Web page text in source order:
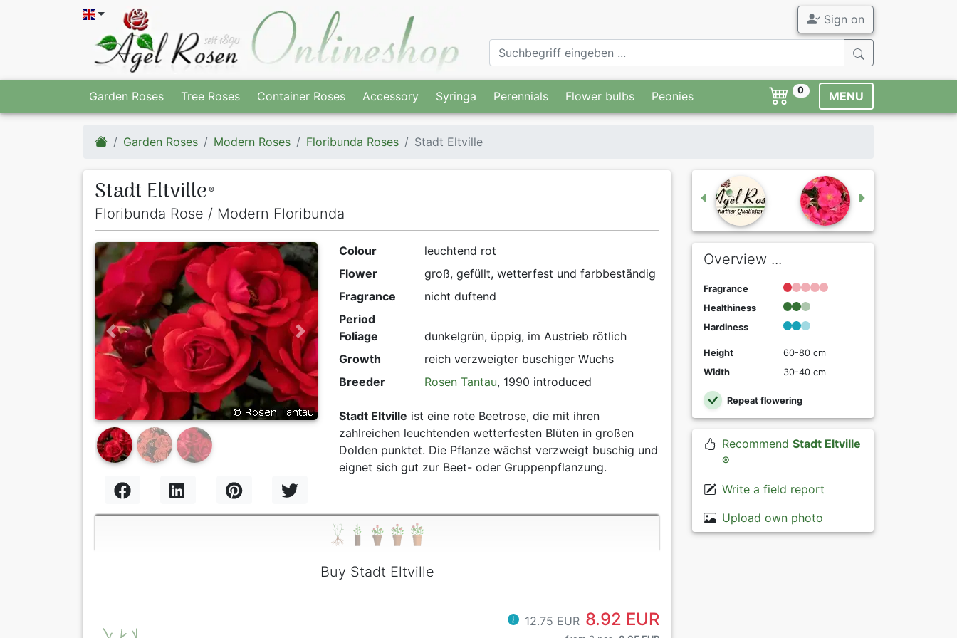
Sign on
Garden Roses Tree Roses Container Roses Accessory Syringa Perennials Flower bulbs Peonies 0 MENU
Garden Roses Modern Roses Floribunda Roses Stadt Eltville
Stadt Eltville ®
Floribunda Rose / Modern Floribunda
Previous Next
Colour
leuchtend rot
Flower
groß, gefüllt, wetterfest und farbbeständig
Fragrance
nicht duftend
Period
Foliage
dunkelgrün, üppig, im Austrieb rötlich
Growth
reich verzweigter buschiger Wuchs
Breeder
Rosen Tantau, 1990 introduced
Stadt Eltville ist eine rote Beetrose, die mit ihren
zahlreichen leuchtenden wetterfesten Blüten in großen
Dolden punktet. Die Pflanze wächst verzweigt buschig und
eignet sich gut zur Beet- oder Gruppenpflanzung.
Buy Stadt Eltville
12.75 EUR 8.92 EUR
Overview ...
Fragrance
Healthiness
Hardiness
Height
60-80 cm
Width
30-40 cm
Repeat flowering
Recommend Stadt Eltville
®
Write a field report
Upload own photo